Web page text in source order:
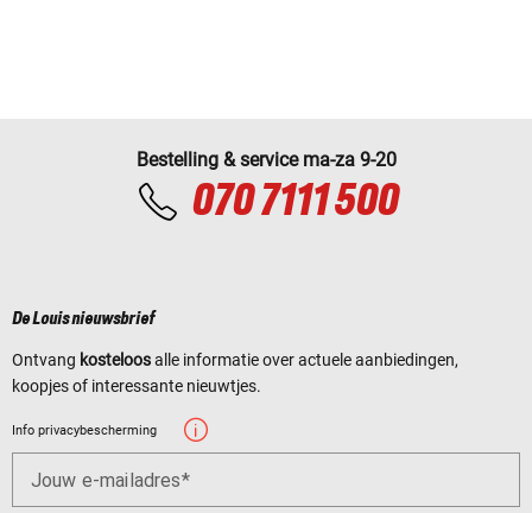
Bestelling & service ma-za 9-20
070 7111 500
De Louis nieuwsbrief
Ontvang kosteloosalle informatie over actuele aanbiedingen,
koopjes of interessante nieuwtjes.
Info privacybescherming
Jouw e-mailadres